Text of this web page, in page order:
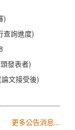
)
查詢進度)
發表者)
文接受後)
更多公告消息...